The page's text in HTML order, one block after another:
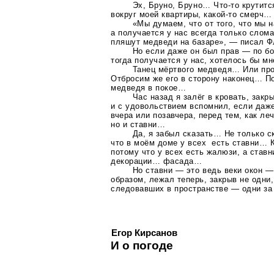
Эх, Бруно, Бруно… Что-то
вокруг моей квартиры,какой-то смерч…
«Мы думаем, что от того, что мы
а получается у нас всегда только
пляшут медведи на базаре», — писал
Но если даже он был прав — по
тогда получается у нас, хотелось бы
Танец мёртвого медведя… Или
Отбросим же его в сторону наконец…
медведя в покое…
Час назад я залёг в кровать,
и с удовольствием вспомнил, если
вчера или позавчера, перед тем, как
но и ставни…
Да, я забыл сказать… Не только
что в моём доме у всех есть ставни…
потому что у всех есть жалюзи, а
декорации… фасада…
Но ставни — это ведь веки окон
образом, лежал теперь, закрыв не
следовавших в пространстве — одни
Егор Кирсанов
И о погоде